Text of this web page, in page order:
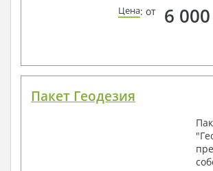
Цена: от 6 000
Пакет Геодезия